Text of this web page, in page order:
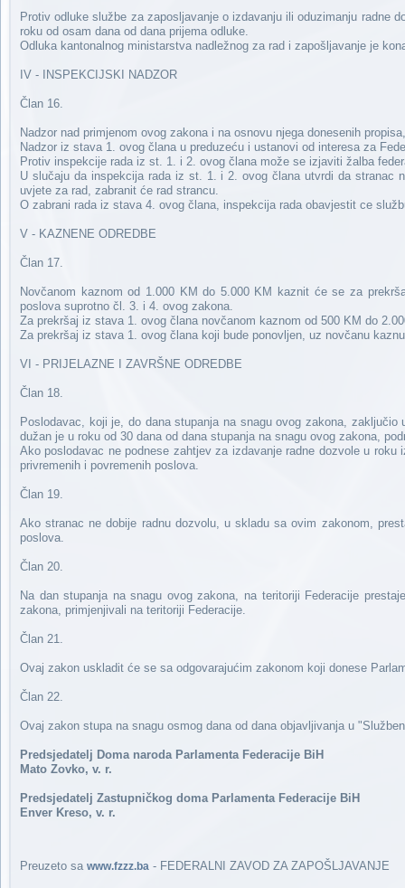
Protiv odluke službe za zaposljavanje o izdavanju ili oduzimanju radne
roku od osam dana od dana prijema odluke.
Odluka kantonalnog ministarstva nadležnog za rad i zapošljavanje je
IV - INSPEKCIJSKI NADZOR
Član 16.
Nadzor nad primjenom ovog zakona i na osnovu njega donesenih
Nadzor iz stava 1. ovog člana u preduzeću i ustanovi od interesa za
Protiv inspekcije rada iz st. 1. i 2. ovog člana može se izjaviti žalba
U slučaju da inspekcija rada iz st. 1. i 2. ovog člana utvrdi da stranac
uvjete za rad, zabranit će rad strancu.
O zabrani rada iz stava 4. ovog člana, inspekcija rada obavjestit ce
V - KAZNENE ODREDBE
Član 17.
Novčanom kaznom od 1.000 KM do 5.000 KM kaznit će se za
poslova suprotno čl. 3. i 4. ovog zakona.
Za prekršaj iz stava 1. ovog člana novčanom kaznom od 500 KM do
Za prekršaj iz stava 1. ovog člana koji bude ponovljen, uz novčanu
VI - PRIJELAZNE I ZAVRŠNE ODREDBE
Član 18.
Poslodavac, koji je, do dana stupanja na snagu ovog zakona,
dužan je u roku od 30 dana od dana stupanja na snagu ovog zakona,
Ako poslodavac ne podnese zahtjev za izdavanje radne dozvole u
privremenih i povremenih poslova.
Član 19.
Ako stranac ne dobije radnu dozvolu, u skladu sa ovim zakonom,
poslova.
Član 20.
Na dan stupanja na snagu ovog zakona, na teritoriji Federacije
zakona, primjenjivali na teritoriji Federacije.
Član 21.
Ovaj zakon uskladit će se sa odgovarajućim zakonom koji donese
Član 22.
Ovaj zakon stupa na snagu osmog dana od dana objavljivanja u
Predsjedatelj Doma naroda Parlamenta Federacije BiH
Mato Zovko, v. r.
Predsjedatelj Zastupničkog doma Parlamenta Federacije BiH
Enver Kreso, v. r.
Preuzeto sa www.fzzz.ba - FEDERALNI ZAVOD ZA ZAPOŠLJAVANJE